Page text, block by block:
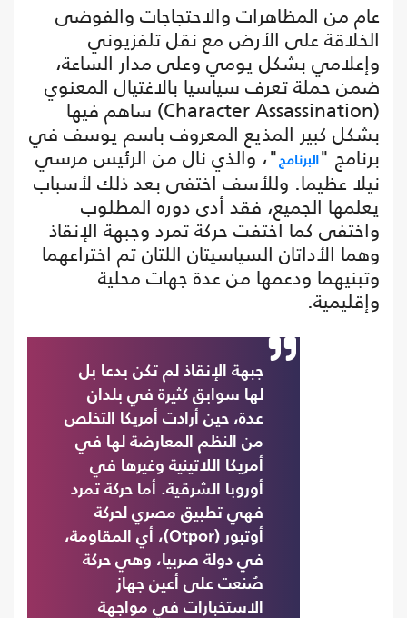
عام من المظاهرات والاحتجاجات والفوضى
الخلاقة على الأرض مع نقل تلفزيوني
وإعلامي بشكل يومي وعلى مدار الساعة،
ضمن حملة تعرف سياسيا بالاغتيال المعنوي
(Character Assassination) ساهم فيها
بشكل كبير المذيع المعروف باسم يوسف في
برنامج "البرنامج"، والذي نال من الرئيس مرسي
نيلا عظيما. وللأسف اختفى بعد ذلك لأسباب
يعلمها الجميع، فقد أدى دوره المطلوب
واختفى كما اختفت حركة تمرد وجبهة الإنقاذ
وهما الأداتان السياسيتان اللتان تم اختراعهما
وتبنيهما ودعمها من عدة جهات محلية
وإقليمية.
جبهة الإنقاذ لم تكن بدعا بل
لها سوابق كثيرة في بلدان
عدة، حين أرادت أمريكا التخلص
من النظم المعارضة لها في
أمريكا اللاتينية وغيرها في
أوروبا الشرقية. أما حركة تمرد
فهي تطبيق مصري لحركة
أوتبور (Otpor)، أي المقاومة،
في دولة صربيا، وهي حركة
صُنعت على أعين جهاز
الاستخبارات في مواجهة